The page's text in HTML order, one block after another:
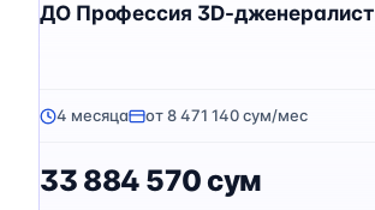
ДО Профессия 3D-дженералист
4 месяца от 8 471 140 сум/мес
33 884 570 сум